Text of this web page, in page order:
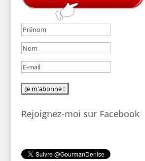
Rejoignez-moi sur Facebook